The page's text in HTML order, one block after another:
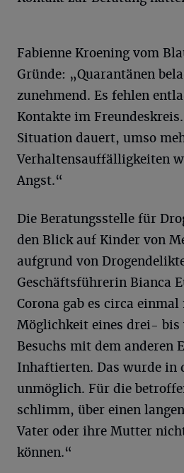
Fabienne Kroening vom
Gründe: „Quarantänen
zunehmend. Es fehlen
Kontakte im
Situation dauert, umso
Verhaltensauffälligkeiten
Angst.“
Die Beratungsstelle für
den Blick auf Kinder von
aufgrund von
Geschäftsführerin Bianca
Corona gab es circa
Möglichkeit eines drei- bis
Besuchs mit dem anderen
Inhaftierten. Das wurde in
unmöglich. Für die
schlimm, über einen
Vater oder ihre Mutter
können.“